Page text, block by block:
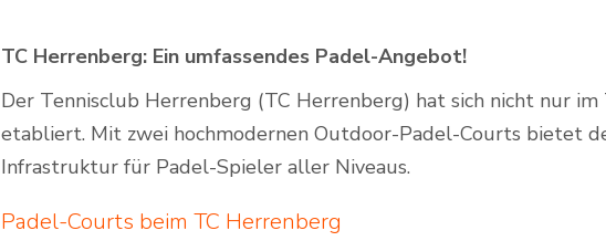
TC Herrenberg: Ein umfassendes Padel-Angebot!
Der Tennisclub Herrenberg (TC Herrenberg) hat sich nicht nur
etabliert. Mit zwei hochmodernen Outdoor-Padel-Courts bietet
Infrastruktur für Padel-Spieler aller Niveaus.
Padel-Courts beim TC Herrenberg